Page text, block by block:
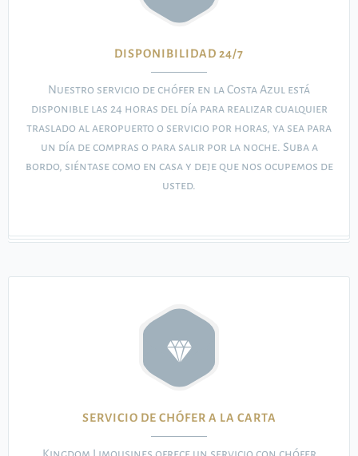
DISPONIBILIDAD 24/7
Nuestro servicio de chófer en la Costa Azul está
disponible las 24 horas del día para realizar cualquier
traslado al aeropuerto o servicio por horas, ya sea para
un día de compras o para salir por la noche. Suba a
bordo, siéntase como en casa y deje que nos ocupemos de
usted.
SERVICIO DE CHÓFER A LA CARTA